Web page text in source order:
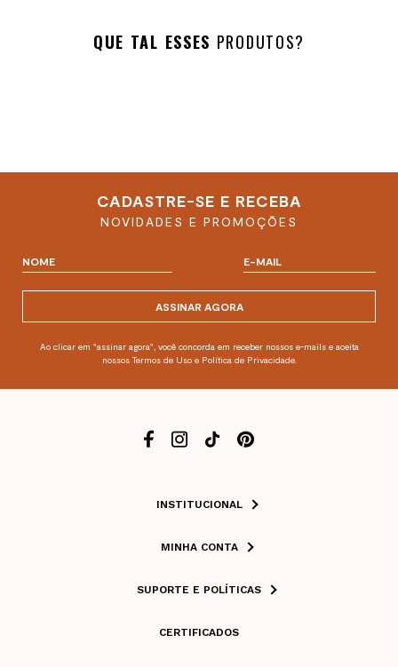
QUE TAL ESSES PRODUTOS?
CADASTRE-SE E RECEBA
NOVIDADES E PROMOÇÕES
ASSINAR AGORA
Ao clicar em "assinar agora", você concorda em receber nossos e-mails e aceita
nossos Termos de Uso e Política de Privacidade.
INSTITUCIONAL
MINHA CONTA
SUPORTE E POLÍTICAS
CERTIFICADOS